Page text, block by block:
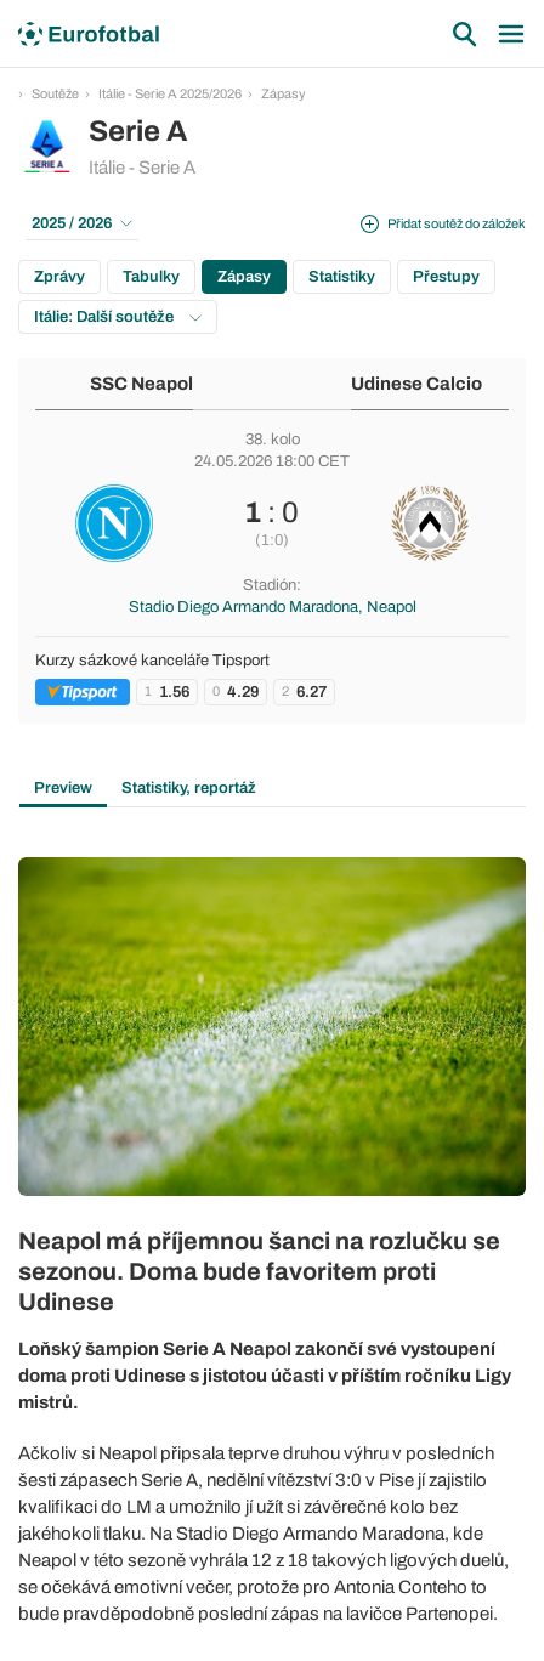
Soutěže Itálie - Serie A 2025/2026 Zápasy
Serie A
Itálie - Serie A
Přidat soutěž do záložek
2025 / 2026
Zprávy Tabulky Zápasy Statistiky Přestupy
Itálie: Další soutěže
SSC Neapol Udinese Calcio
38. kolo
24.05.2026 18:00 CET
1 : 0
(1:0)
Stadión:
Stadio Diego Armando Maradona, Neapol
Kurzy sázkové kanceláře Tipsport
1 1.56 0 4.29 2 6.27
Preview Statistiky, reportáž
Neapol má příjemnou šanci na rozlučku se
sezonou. Doma bude favoritem proti
Udinese
Loňský šampion Serie A Neapol zakončí své vystoupení
doma proti Udinese s jistotou účasti v příštím ročníku Ligy
mistrů.
Ačkoliv si Neapol připsala teprve druhou výhru v posledních
šesti zápasech Serie A, nedělní vítězství 3:0 v Pise jí zajistilo
kvalifikaci do LM a umožnilo jí užít si závěrečné kolo bez
jakéhokoli tlaku. Na Stadio Diego Armando Maradona, kde
Neapol v této sezoně vyhrála 12 z 18 takových ligových duelů,
se očekává emotivní večer, protože pro Antonia Conteho to
bude pravděpodobně poslední zápas na lavičce Partenopei.